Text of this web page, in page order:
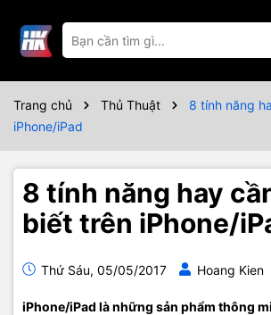
Trang chủ Thủ Thuật
8 tính năng
iPhone/iPad
8 tính năng hay
biết trên iPhone/
Thứ Sáu, 05/05/2017 Hoang Kien
iPhone/iPad là những sản phẩm thông